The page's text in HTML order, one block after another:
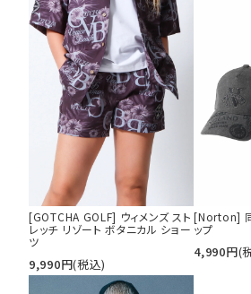
キーワードから探す
[GOTCHA GOLF] ウィメンズ スト
レッチ リゾート ボタニカル ショー
ツ
9,990円(税込)
[Norton]
ップ
4,990円(